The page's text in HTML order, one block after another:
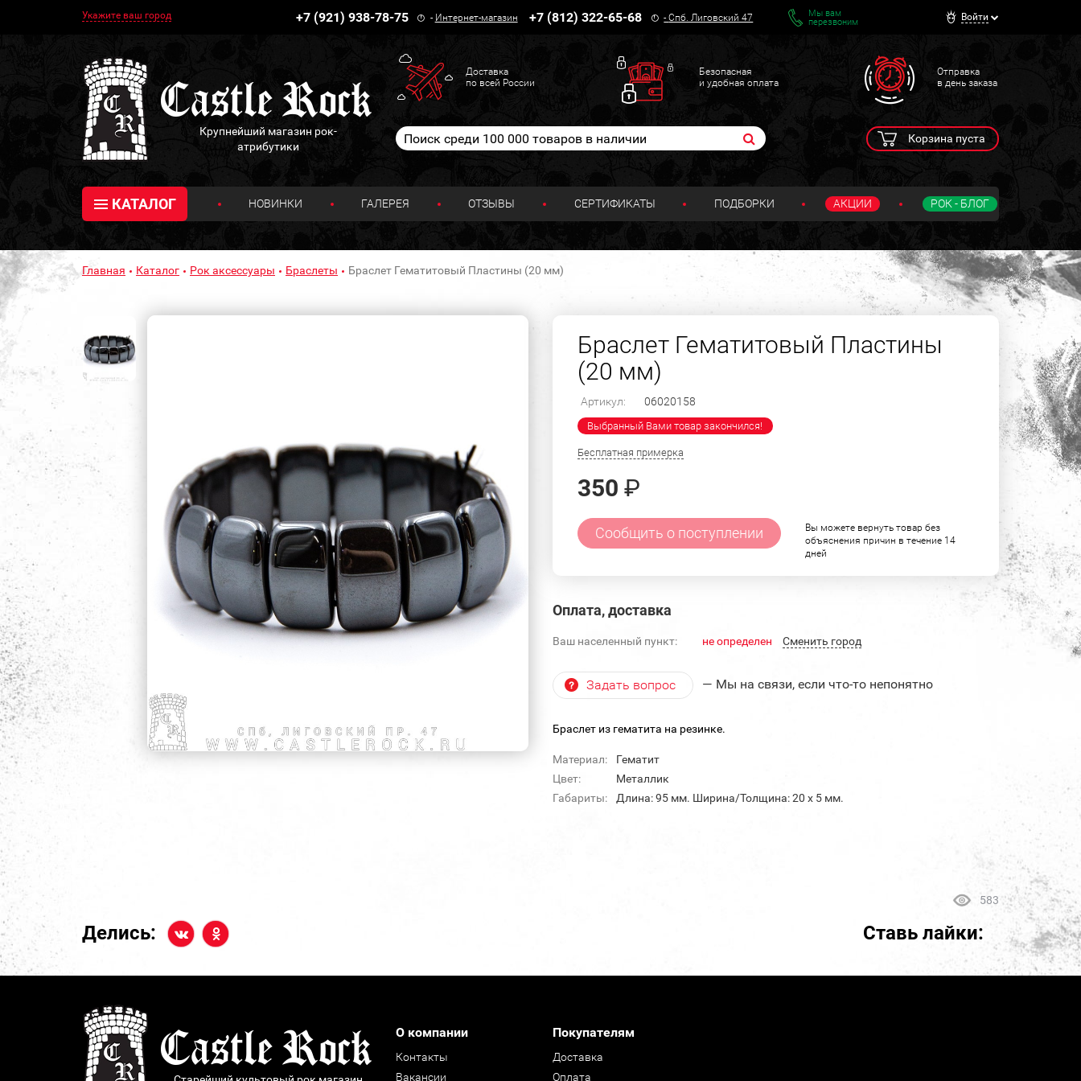
Укажите ваш город +7 (921) 938-78-75 - Интернет-магазин +7 (812) 322-65-68 -Спб. Лиговский 47
Мы вам
перезвоним
Войти
Крупнейший магазин рок-
атрибутики
Доставка
по всей России
Безопасная
и удобная оплата
Отправка
в день заказа
Корзина пуста
КАТАЛОГ НОВИНКИ ГАЛЕРЕЯ ОТЗЫВЫ СЕРТИФИКАТЫ ПОДБОРКИ АКЦИИ РОК - БЛОГ
Главная Каталог Рок аксессуары Браслеты Браслет Гематитовый Пластины (20 мм)
Браслет Гематитовый Пластины
(20 мм)
Артикул: 06020158
Выбранный Вами товар закончился!
Бесплатная примерка
350 ₽
Сообщить о поступлении
Вы можете вернуть товар без
объяснения причин в течение 14
дней
Оплата, доставка
Ваш населенный пункт: не определен Cменить город
Задать вопрос — Мы на связи, если что-то непонятно
Браслет из гематита на резинке.
Материал:
Гематит
Цвет:
Металлик
Габариты:
Длина: 95 мм. Ширина/Толщина: 20 х 5 мм.
583
Делись: Ставь лайки:
О компании
Контакты
Вакансии
Покупателям
Доставка
Оплата